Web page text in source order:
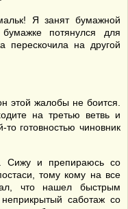
Я занят бумажной
потянулся для
перескочила на другой
этой жалобы не боится.
на третью ветвь и
готовностью чиновник
Сижу и препираюсь со
тому кому на все
что нашел быстрым
саботаж со